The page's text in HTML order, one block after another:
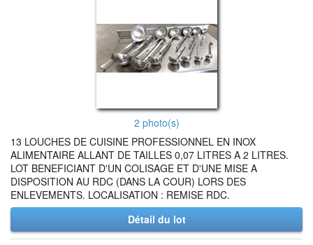
2 photo(s)
13 LOUCHES DE CUISINE PROFESSIONNEL EN INOX
ALIMENTAIRE ALLANT DE TAILLES 0,07 LITRES A 2 LITRES.
LOT BENEFICIANT D'UN COLISAGE ET D'UNE MISE A
DISPOSITION AU RDC (DANS LA COUR) LORS DES
ENLEVEMENTS. LOCALISATION : REMISE RDC.
Détail du lot